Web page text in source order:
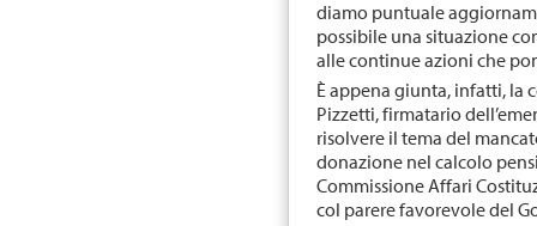
diamo puntuale
possibile una situazione
alle continue azioni che
È appena giunta, infatti, la
Pizzetti, firmatario
risolvere il tema del
donazione nel calcolo
Commissione Affari
col parere favorevole del